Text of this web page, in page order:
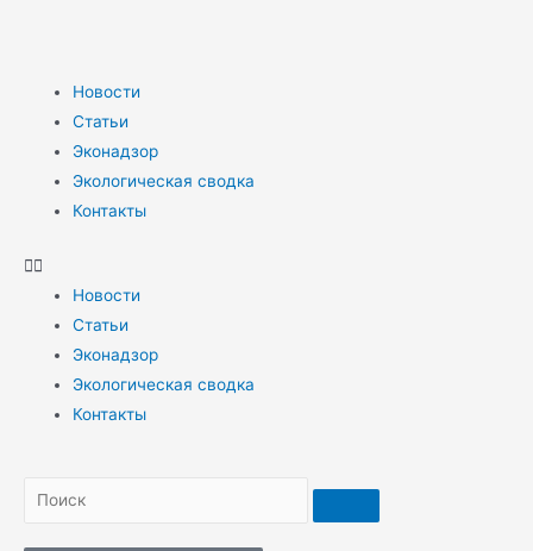
Новости
Статьи
Эконадзор
Экологическая сводка
Контакты
Новости
Статьи
Эконадзор
Экологическая сводка
Контакты